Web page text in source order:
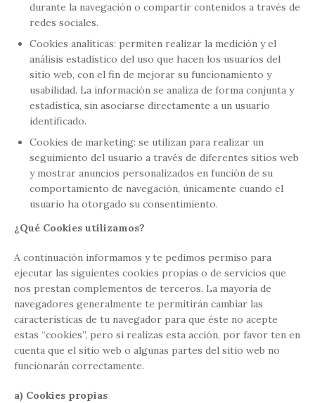
durante la navegación o compartir contenidos a través de
redes sociales.
Cookies analíticas: permiten realizar la medición y el
análisis estadístico del uso que hacen los usuarios del
sitio web, con el fin de mejorar su funcionamiento y
usabilidad. La información se analiza de forma conjunta y
estadística, sin asociarse directamente a un usuario
identificado.
Cookies de marketing: se utilizan para realizar un
seguimiento del usuario a través de diferentes sitios web
y mostrar anuncios personalizados en función de su
comportamiento de navegación, únicamente cuando el
usuario ha otorgado su consentimiento.
¿Qué Cookies utilizamos?
A continuación informamos y te pedimos permiso para
ejecutar las siguientes cookies propias o de servicios que
nos prestan complementos de terceros. La mayoría de
navegadores generalmente te permitirán cambiar las
características de tu navegador para que éste no acepte
estas “cookies”, pero si realizas esta acción, por favor ten en
cuenta que el sitio web o algunas partes del sitio web no
funcionarán correctamente.
a) Cookies propias